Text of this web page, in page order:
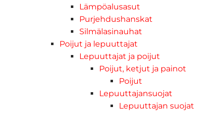
Lämpöalusasut
Purjehdushanskat
Silmälasinauhat
Poijut ja lepuuttajat
Lepuuttajat ja poijut
Poijut, ketjut ja painot
Poijut
Lepuuttajansuojat
Lepuuttajan suojat